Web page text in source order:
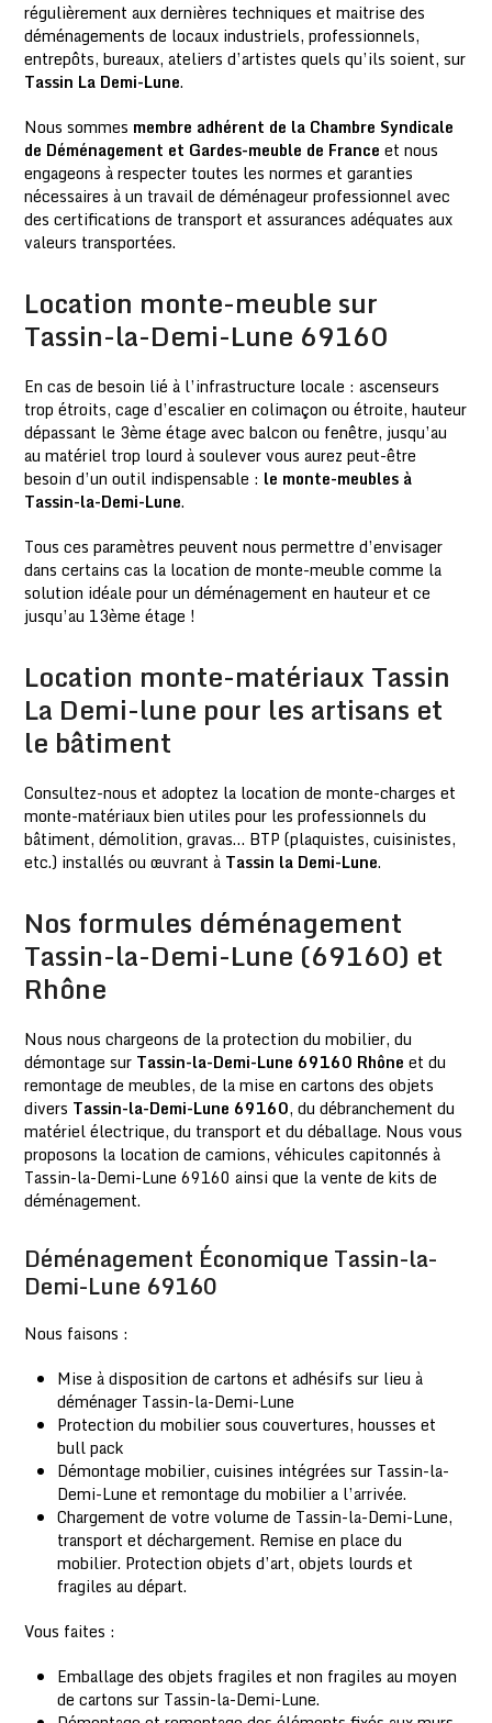
régulièrement aux dernières techniques et maitrise des
déménagements de locaux industriels, professionnels,
entrepôts, bureaux, ateliers d’artistes quels qu’ils soient, sur
Tassin La Demi-Lune.
Nous sommes membre adhérent de la Chambre Syndicale
de Déménagement et Gardes-meuble de France et nous
engageons à respecter toutes les normes et garanties
nécessaires à un travail de déménageur professionnel avec
des certifications de transport et assurances adéquates aux
valeurs transportées.
Location monte-meuble sur
Tassin-la-Demi-Lune 69160
En cas de besoin lié à l’infrastructure locale : ascenseurs
trop étroits, cage d’escalier en colimaçon ou étroite, hauteur
dépassant le 3ème étage avec balcon ou fenêtre, jusqu’au
au matériel trop lourd à soulever vous aurez peut-être
besoin d’un outil indispensable : le monte-meubles à
Tassin-la-Demi-Lune.
Tous ces paramètres peuvent nous permettre d’envisager
dans certains cas la location de monte-meuble comme la
solution idéale pour un déménagement en hauteur et ce
jusqu’au 13ème étage !
Location monte-matériaux Tassin
La Demi-lune pour les artisans et
le bâtiment
Consultez-nous et adoptez la location de monte-charges et
monte-matériaux bien utiles pour les professionnels du
bâtiment, démolition, gravas… BTP (plaquistes, cuisinistes,
etc.) installés ou œuvrant à Tassin la Demi-Lune.
Nos formules déménagement
Tassin-la-Demi-Lune (69160) et
Rhône
Nous nous chargeons de la protection du mobilier, du
démontage sur Tassin-la-Demi-Lune 69160 Rhône et du
remontage de meubles, de la mise en cartons des objets
divers Tassin-la-Demi-Lune 69160, du débranchement du
matériel électrique, du transport et du déballage. Nous vous
proposons la location de camions, véhicules capitonnés à
Tassin-la-Demi-Lune 69160 ainsi que la vente de kits de
déménagement.
Déménagement Économique Tassin-la-
Demi-Lune 69160
Nous faisons :
Mise à disposition de cartons et adhésifs sur lieu à
déménager Tassin-la-Demi-Lune
Protection du mobilier sous couvertures, housses et
bull pack
Démontage mobilier, cuisines intégrées sur Tassin-la-
Demi-Lune et remontage du mobilier a l’arrivée.
Chargement de votre volume de Tassin-la-Demi-Lune,
transport et déchargement. Remise en place du
mobilier. Protection objets d’art, objets lourds et
fragiles au départ.
Vous faites :
Emballage des objets fragiles et non fragiles au moyen
de cartons sur Tassin-la-Demi-Lune.